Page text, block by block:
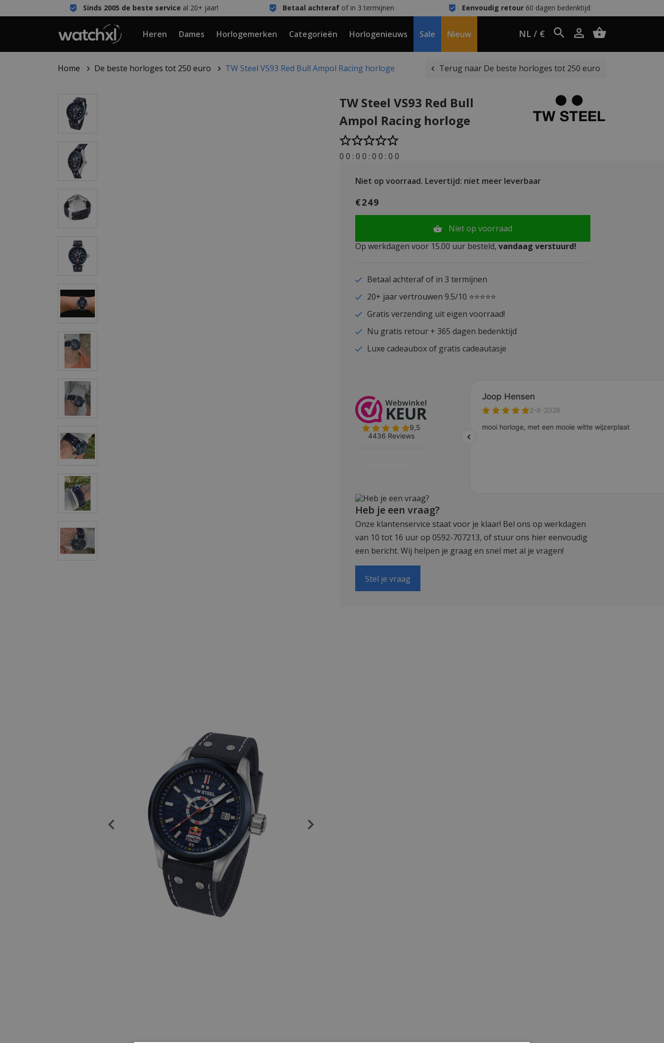
Sinds 2005 de beste service al 20+ jaar! Betaal achterafof in 3 termijnen Eenvoudig retour60 dagen bedenktijd
Heren Dames Horlogemerken Categorieën Horlogenieuws Sale Nieuw NL / €
Home De beste horloges tot 250 euro TW Steel VS93 Red Bull Ampol Racing horloge Terug naar De beste horloges tot 250 euro
TW Steel VS93 Red Bull
Ampol Racing horloge
0 0 : 0 0 : 0 0 : 0 0
Niet op voorraad. Levertijd: niet meer leverbaar
€249
Niet op voorraad
Op werkdagen voor 15.00 uur besteld, vandaag verstuurd!
Betaal achteraf of in 3 termijnen
20+ jaar vertrouwen 9.5/10 ⭐⭐⭐⭐⭐
Gratis verzending uit eigen voorraad!
Nu gratis retour + 365 dagen bedenktijd
Luxe cadeaubox of gratis cadeautasje
Heb je een vraag?
Onze klantenservice staat voor je klaar! Bel ons op werkdagen
van 10 tot 16 uur op 0592-707213, of stuur ons hier eenvoudig
een bericht. Wij helpen je graag en snel met al je vragen!
Stel je vraag